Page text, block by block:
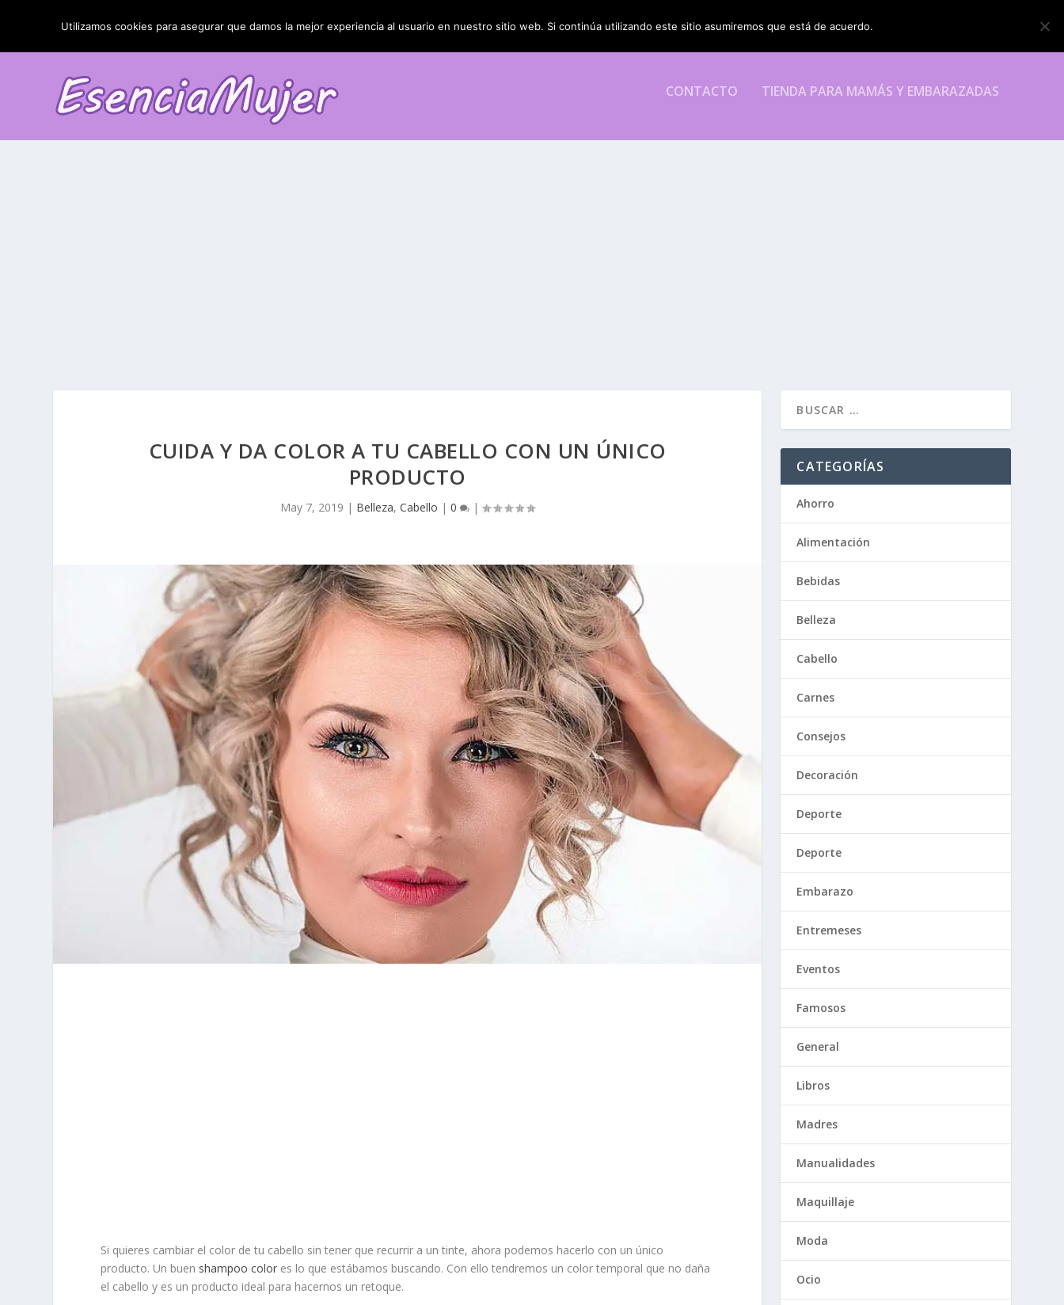
TENDENCIAS: La blefaroplastia y sus resultados
CONTACTO TIENDA PARA MAMÁS Y EMBARAZADAS
CUIDA Y DA COLOR A TU CABELLO CON UN ÚNICO
PRODUCTO
May 7, 2019 | Belleza,Cabello |0 |
Si quieres cambiar el color de tu cabello sin tener que recurrir a un tinte, ahora podemos hacerlo con un único
producto. Un buen shampoo color es lo que estábamos buscando. Con ello tendremos un color temporal que no daña
el cabello y es un producto ideal para hacernos un retoque.
CATEGORÍAS
Ahorro
Alimentación
Bebidas
Belleza
Cabello
Carnes
Consejos
Decoración
Deporte
Deporte
Embarazo
Entremeses
Eventos
Famosos
General
Libros
Madres
Manualidades
Maquillaje
Moda
Ocio
Utilizamos cookies para asegurar que damos la mejor experiencia al usuario en nuestro sitio web. Si continúa utilizando este sitio asumiremos que está de acuerdo.